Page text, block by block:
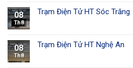
08
Th8
Trạm Điện Tử HT Sóc Trăng
08
Th8
Trạm Điện Tử HT Nghệ An